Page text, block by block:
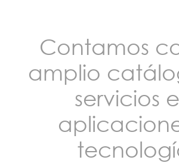
Contamos
amplio
servicios